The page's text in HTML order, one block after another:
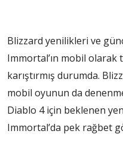
Blizzard yenilikleri ve
Immortal’ın mobil olarak
karıştırmış durumda.
mobil oyunun da
Diablo 4 için beklenen
Immortal’da pek rağbet